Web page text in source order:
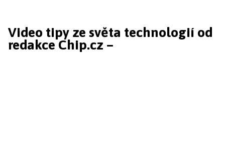
Video tipy ze světa technologií od
redakce Chip.cz –